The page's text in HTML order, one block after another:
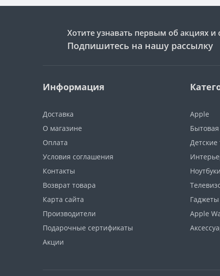
Хотите узнавать первым об акциях и
Подпишитесь на нашу рассылку
Информация
Доставка
О магазине
Оплата
Условия соглашения
Контакты
Возврат товара
Карта сайта
Производители
Подарочные сертификаты
Акции
Apple
Гаджеты
Apple